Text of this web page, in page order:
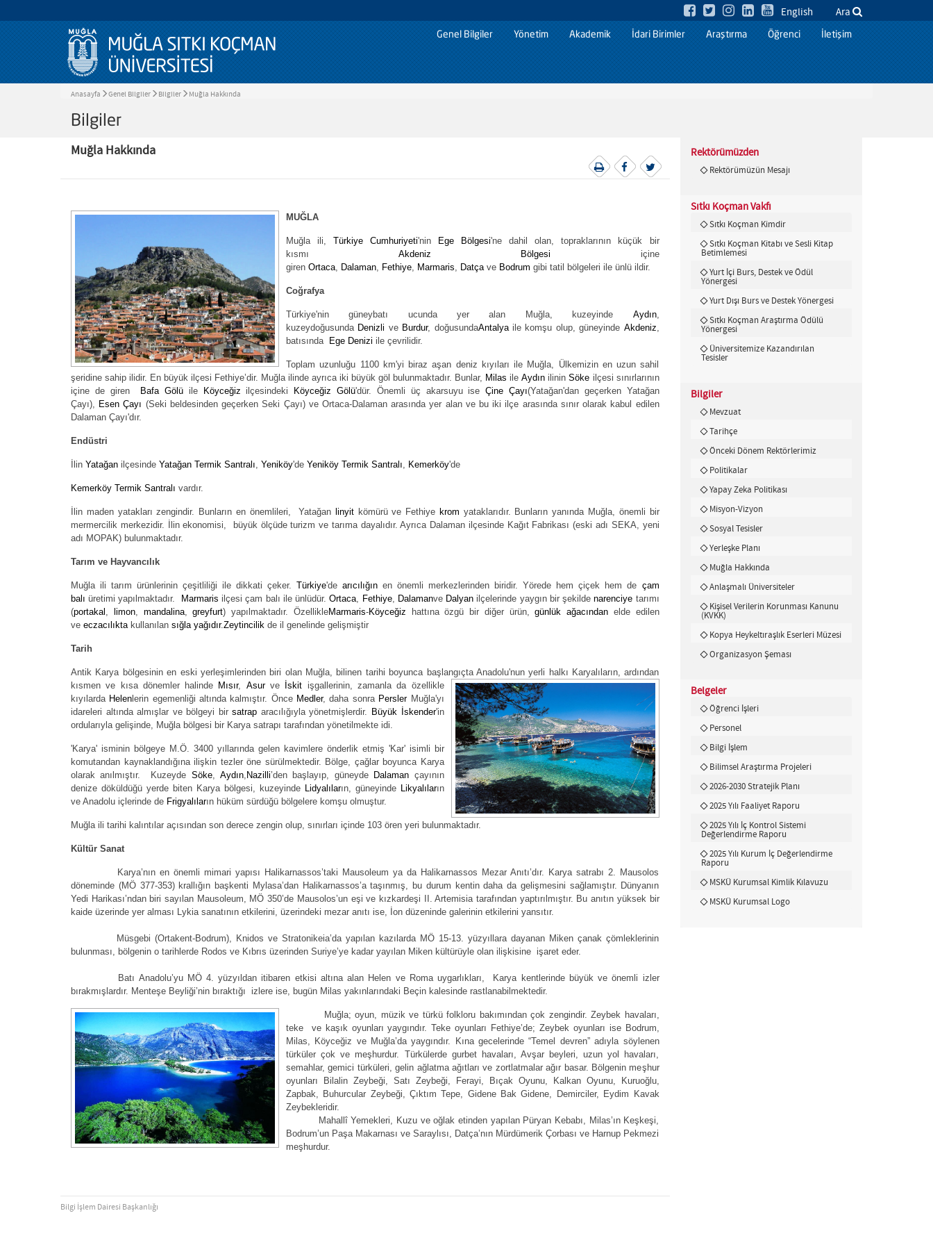
English Ara
Genel Bilgiler Yönetim Akademik İdari Birimler Araştırma Öğrenci İletişim
Anasayfa Genel Bilgiler Bilgiler Muğla Hakkında
Bilgiler
Muğla Hakkında
MUĞLA
Muğla ili,Türkiye Cumhuriyeti'nin Ege Bölgesi'ne dahil olan, topraklarının küçük bir
kısmıAkdeniz Bölgesi içine
giren Ortaca, Dalaman, Fethiye, Marmaris, Datçave Bodrum gibi tatil bölgeleri ile ünlü ildir.
Coğrafya
Türkiye'nin güneybatı ucunda yer alan Muğla, kuzeyinde Aydın,
kuzeydoğusunda Denizli ve Burdur, doğusundaAntalyaile komşu olup, güneyinde Akdeniz,
batısında Ege Denizi ile çevrilidir.
Toplam uzunluğu 1100 km'yi biraz aşan deniz kıyıları ile Muğla, Ülkemizin en uzun sahil
şeridine sahip ilidir. En büyük ilçesi Fethiye’dir. Muğla ilinde ayrıca iki büyük göl bulunmaktadır. Bunlar, Milas ileAydın ilininSöke ilçesi sınırlarının
içine de giren
Bafa Gölü ile Köyceğiz ilçesindeki Köyceğiz Gölü'dür. Önemli üç akarsuyu iseÇine Çayı(Yatağan'dan geçerken Yatağan
Çayı), Esen Çayı (Seki beldesinden geçerken Seki Çayı) ve Ortaca-Dalaman arasında yer alan ve bu iki ilçe arasında sınır olarak kabul edilen
Dalaman Çayı'dır.
Endüstri
İlin Yatağan ilçesinde Yatağan Termik Santralı, Yeniköy'de Yeniköy Termik Santralı, Kemerköy'de
Kemerköy Termik Santralı vardır.
İlin maden yatakları zengindir. Bunların en önemlileri, Yatağan linyitkömürü ve Fethiye krom yataklarıdır. Bunların yanında Muğla, önemli bir
mermercilik merkezidir. İlin ekonomisi, büyük ölçüde turizm ve tarıma dayalıdır. Ayrıca Dalaman ilçesinde Kağıt Fabrikası (eski adı SEKA, yeni
adı MOPAK) bulunmaktadır.
Tarım ve Hayvancılık
Muğla ili tarım ürünlerinin çeşitliliği ile dikkati çeker.Türkiye'dearıcılığın en önemli merkezlerinden biridir. Yörede hem çiçek hem de çam
balı üretimi yapılmaktadır. Marmaris ilçesi çam balı ile ünlüdür.Ortaca, Fethiye, Dalamanve Dalyan ilçelerinde yaygın bir şekildenarenciye tarımı
(portakal , limon, mandalina,greyfurt) yapılmaktadır. ÖzellikleMarmaris-Köyceğiz hattına özgü bir diğer ürün,günlük ağacından elde edilen
ve eczacılıktakullanılan sığla yağıdır.Zeytincilik de il genelinde gelişmiştir
Tarih
Antik Karya bölgesinin en eski yerleşimlerinden biri olan Muğla, bilinen tarihi boyunca başlangıçta Anadolu'nun yerli halkı Karyalıların, ardından
kısmen ve kısa dönemler halinde Mısır, Asurve İskit işgallerinin, zamanla da özellikle
kıyılarda Helen lerin egemenliği altında kalmıştır. Önce Medler, daha sonra PerslerMuğla'yı
idareleri altında almışlar ve bölgeyi birsatrap aracılığıyla yönetmişlerdir. Büyük İskender'in
ordularıyla gelişinde, Muğla bölgesi bir Karya satrapı tarafından yönetilmekte idi.
'Karya' isminin bölgeye M.Ö. 3400 yıllarında gelen kavimlere önderlik etmiş 'Kar' isimli bir
komutandan kaynaklandığına ilişkin tezler öne sürülmektedir. Bölge, çağlar boyunca Karya
olarak anılmıştır. Kuzeyde Söke, Aydın, Nazilli’den başlayıp, güneyde Dalaman çayının
denize döküldüğü yerde biten Karya bölgesi, kuzeyinde Lidyalıların, güneyinde Likyalıların
ve Anadolu içlerinde de Frigyalıların hüküm sürdüğü bölgelere komşu olmuştur.
Muğla ili tarihi kalıntılar açısından son derece zengin olup, sınırları içinde 103 ören yeri bulunmaktadır.
Kültür Sanat
Karya’nın en önemli mimari yapısı Halikarnassos’taki Mausoleum ya da Halikarnassos Mezar Anıtı’dır. Karya satrabı 2. Mausolos
döneminde (MÖ 377-353) krallığın başkenti Mylasa’dan Halikarnassos’a taşınmış, bu durum kentin daha da gelişmesini sağlamıştır. Dünyanın
Yedi Harikası’ndan biri sayılan Mausoleum, MÖ 350’de Mausolos’un eşi ve kızkardeşi II. Artemisia tarafından yaptırılmıştır. Bu anıtın yüksek bir
kaide üzerinde yer alması Lykia sanatının etkilerini, üzerindeki mezar anıtı ise, İon düzeninde galerinin etkilerini yansıtır.
Müsgebi (Ortakent-Bodrum), Knidos ve Stratonikeia’da yapılan kazılarda MÖ 15-13. yüzyıllara dayanan Miken çanak çömleklerinin
bulunması, bölgenin o tarihlerde Rodos ve Kıbrıs üzerinden Suriye’ye kadar yayılan Miken kültürüyle olan ilişkisine işaret eder.
Batı Anadolu’yu MÖ 4. yüzyıldan itibaren etkisi altına alan Helen ve Roma uygarlıkları, Karya kentlerinde büyük ve önemli izler
bırakmışlardır. Menteşe Beyliği’nin bıraktığı izlere ise, bugün Milas yakınlarındaki Beçin kalesinde rastlanabilmektedir.
Muğla; oyun, müzik ve türkü folkloru bakımından çok zengindir. Zeybek havaları,
teke ve kaşık oyunları yaygındır. Teke oyunları Fethiye’de; Zeybek oyunları ise Bodrum,
Milas, Köyceğiz ve Muğla’da yaygındır. Kına gecelerinde “Temel devren” adıyla söylenen
türküler çok ve meşhurdur. Türkülerde gurbet havaları, Avşar beyleri, uzun yol havaları,
semahlar, gemici türküleri, gelin ağlatma ağıtları ve zortlatmalar ağır basar. Bölgenin meşhur
oyunları Bilalin Zeybeği, Satı Zeybeği, Ferayi, Bıçak Oyunu, Kalkan Oyunu, Kuruoğlu,
Zapbak, Buhurcular Zeybeği, Çıktım Tepe, Gidene Bak Gidene, Demirciler, Eydim Kavak
Zeybekleridir.
Mahallî Yemekleri, Kuzu ve oğlak etinden yapılan Püryan Kebabı, Milas’ın Keşkeşi,
Bodrum’un Paşa Makarnası ve Saraylısı, Datça’nın Mürdümerik Çorbası ve Harnup Pekmezi
meşhurdur.
Bilgi İşlem Dairesi Başkanlığı
Rektörümüzden
Rektörümüzün Mesajı
Sıtkı Koçman Vakfı
Sıtkı Koçman Kimdir
Sıtkı Koçman Kitabı ve Sesli Kitap
Betimlemesi
Yurt İçi Burs, Destek ve Ödül
Yönergesi
Yurt Dışı Burs ve Destek Yönergesi
Sıtkı Koçman Araştırma Ödülü
Yönergesi
Üniversitemize Kazandırılan
Tesisler
Bilgiler
Mevzuat
Tarihçe
Önceki Dönem Rektörlerimiz
Politikalar
Yapay Zeka Politikası
Misyon-Vizyon
Sosyal Tesisler
Yerleşke Planı
Muğla Hakkında
Anlaşmalı Üniversiteler
Kişisel Verilerin Korunması Kanunu
(KVKK)
Kopya Heykeltıraşlık Eserleri Müzesi
Organizasyon Şeması
Belgeler
Öğrenci İşleri
Personel
Bilgi İşlem
Bilimsel Araştırma Projeleri
2026-2030 Stratejik Planı
2025 Yılı Faaliyet Raporu
2025 Yılı İç Kontrol Sistemi
Değerlendirme Raporu
2025 Yılı Kurum İç Değerlendirme
Raporu
MSKÜ Kurumsal Kimlik Kılavuzu
MSKÜ Kurumsal Logo